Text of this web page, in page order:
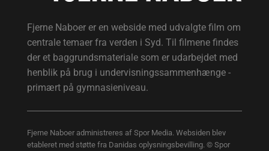
Fjerne Naboer er en webside med udvalgte film om
centrale temaer fra verden i Syd. Til filmene findes
der et baggrundsmateriale som er udarbejdet med
henblik på brug i undervisningssammenhænge -
primært på gymnasieniveau.
Fjerne Naboer administreres af Spor Media. Websiden blev
etableret med støtte fra Danidas oplysningsbevilling. © Spor